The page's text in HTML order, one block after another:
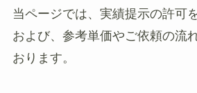
当ページでは、実績提示の許可
および、参考単価やご依頼の流
おります。